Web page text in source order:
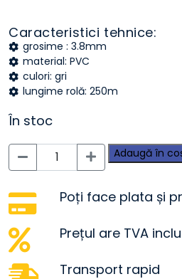
Caracteristici tehnice:
grosime : 3.8mm
material: PVC
culori: gri
lungime rolă: 250m
În stoc
Cantitate
Șnur
3.8mm
250m
gri
Adaugă în
Poți face plata și
Prețul are TVA
Transport rapid